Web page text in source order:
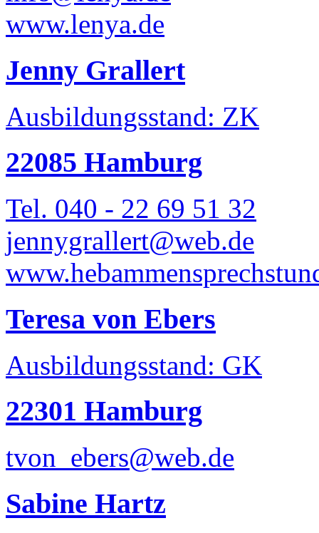
www.lenya.de
Jenny Grallert
Ausbildungsstand: ZK
22085 Hamburg
Tel. 040 - 22 69 51 32
jennygrallert@web.de
Teresa von Ebers
Ausbildungsstand: GK
22301 Hamburg
tvon_ebers@web.de
Sabine Hartz